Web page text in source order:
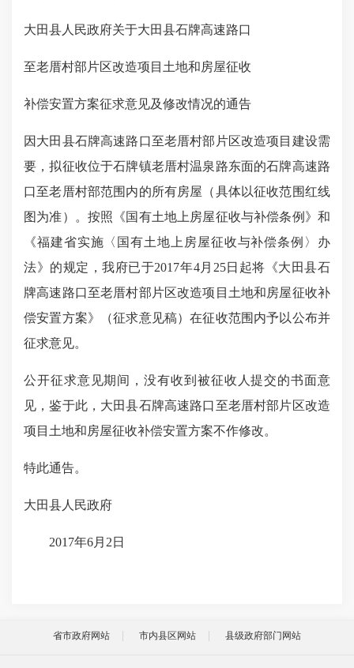
大田县人民政府关于大田县石牌高速路口
至老厝村部片区改造项目土地和房屋征收
补偿安置方案征求意见及修改情况的通告
因大田县石牌高速路口至老厝村部片区改造项目建设需
要，拟征收位于石牌镇老厝村温泉路东面的石牌高速路
口至老厝村部范围内的所有房屋（具体以征收范围红线
图为准）。按照《国有土地上房屋征收与补偿条例》和
《福建省实施〈国有土地上房屋征收与补偿条例〉办
法》的规定，我府已于2017年4月25日起将《大田县石
牌高速路口至老厝村部片区改造项目土地和房屋征收补
偿安置方案》（征求意见稿）在征收范围内予以公布并
征求意见。
公开征求意见期间，没有收到被征收人提交的书面意
见，鉴于此， 大田县石牌高速路口至老厝村部片区改造
项目土地和房屋征收补偿安置方案不作修改。
特此通告。
大田县人民政府
2017年6月2日
省市政府网站 市内县区网站 县级政府部门网站